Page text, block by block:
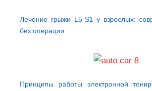
Лечение грыжи L5-S1 у взрослых:
без операции
Принципы работы электронной